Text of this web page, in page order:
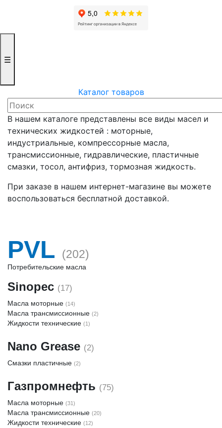
☰
Каталог товаров
В нашем каталоге представлены все виды масел и
технических жидкостей : моторные,
индустриальные, компрессорные масла,
трансмиссионные, гидравлические, пластичные
смазки, тосол, антифриз, тормозная жидкость.
При заказе в нашем интернет-магазине вы можете
воспользоваться бесплатной доставкой.
PVL (202)
Потребительские масла
Sinopec (17)
Масла моторные (14)
Масла трансмиссионные (2)
Жидкости технические (1)
Nano Grease (2)
Смазки пластичные (2)
Газпромнефть (75)
Масла моторные (31)
Масла трансмиссионные (20)
Жидкости технические (12)